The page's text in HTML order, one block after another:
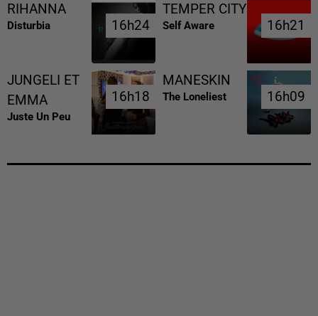
RIHANNA
Disturbia 16h24
16h24
TEMPER CITY
Self Aware 16h21
16h21
JUNGELI ET
EMMA
Juste Un Peu
16h18
16h18
MANESKIN
The Loneliest 16h09
16h09